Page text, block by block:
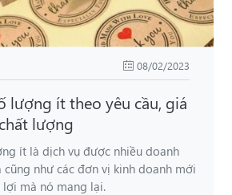
08/02/2023
lượng ít theo yêu cầu, giá
lượng
ít là dịch vụ được nhiều doanh
cũng như các đơn vị kinh doanh mới
mà nó mang lại.